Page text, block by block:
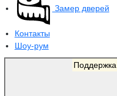
Замер дверей
Контакты
Шоу-рум
Поддержка